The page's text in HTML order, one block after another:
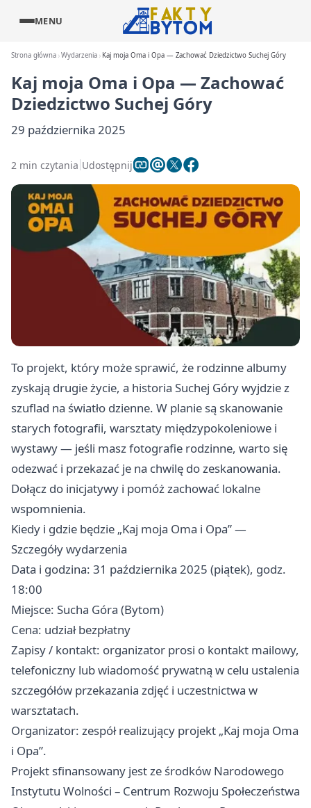
MENU
Strona główna Wydarzenia Kaj moja Oma i Opa — Zachować Dziedzictwo Suchej Góry
Kaj moja Oma i Opa — Zachować
Dziedzictwo Suchej Góry
29 października 2025
2 min czytania Udostępnij
To projekt, który może sprawić, że rodzinne albumy
zyskają drugie życie, a historia Suchej Góry wyjdzie z
szuflad na światło dzienne. W planie są skanowanie
starych fotografii, warsztaty międzypokoleniowe i
wystawy — jeśli masz fotografie rodzinne, warto się
odezwać i przekazać je na chwilę do zeskanowania.
Dołącz do inicjatywy i pomóż zachować lokalne
wspomnienia.
Kiedy i gdzie będzie „Kaj moja Oma i Opa” —
Szczegóły wydarzenia
Data i godzina: 31 października 2025 (piątek), godz.
18:00
Miejsce: Sucha Góra (Bytom)
Cena: udział bezpłatny
Zapisy / kontakt: organizator prosi o kontakt mailowy,
telefoniczny lub wiadomość prywatną w celu ustalenia
szczegółów przekazania zdjęć i uczestnictwa w
warsztatach.
Organizator: zespół realizujący projekt „Kaj moja Oma
i Opa”.
Projekt sfinansowany jest ze środków Narodowego
Instytutu Wolności – Centrum Rozwoju Społeczeństwa